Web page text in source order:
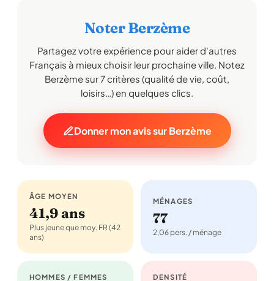
Noter Berzème
Partagez votre expérience pour aider d'autres
Français à mieux choisir leur prochaine ville. Notez
Berzème sur 7 critères (qualité de vie, coût,
loisirs…) en quelques clics.
Donner mon avis sur Berzème
ÂGE MOYEN
41,9 ans
Plus jeune que moy. FR (42
ans)
MÉNAGES
77
2,06 pers. / ménage
HOMMES / FEMMES DENSITÉ